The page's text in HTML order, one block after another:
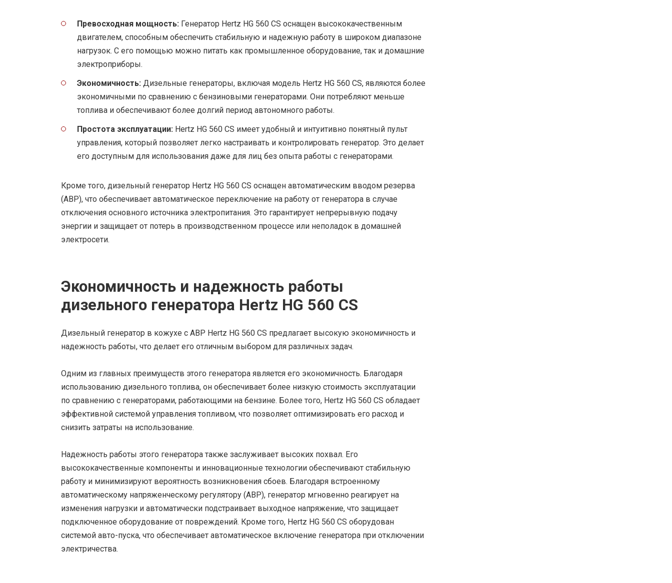
Превосходная мощность: Генератор Hertz HG 560 CS оснащен высококачественным
двигателем, способным обеспечить стабильную и надежную работу в широком диапазоне
нагрузок. С его помощью можно питать как промышленное оборудование, так и домашние
электроприборы.
Экономичность: Дизельные генераторы, включая модель Hertz HG 560 CS, являются более
экономичными по сравнению с бензиновыми генераторами. Они потребляют меньше
топлива и обеспечивают более долгий период автономного работы.
Простота эксплуатации: Hertz HG 560 CS имеет удобный и интуитивно понятный пульт
управления, который позволяет легко настраивать и контролировать генератор. Это делает
его доступным для использования даже для лиц без опыта работы с генераторами.
Кроме того, дизельный генератор Hertz HG 560 CS оснащен автоматическим вводом резерва
(АВР), что обеспечивает автоматическое переключение на работу от генератора в случае
отключения основного источника электропитания. Это гарантирует непрерывную подачу
энергии и защищает от потерь в производственном процессе или неполадок в домашней
электросети.
Экономичность и надежность работы
дизельного генератора Hertz HG 560 CS
Дизельный генератор в кожухе с АВР Hertz HG 560 CS предлагает высокую экономичность и
надежность работы, что делает его отличным выбором для различных задач.
Одним из главных преимуществ этого генератора является его экономичность. Благодаря
использованию дизельного топлива, он обеспечивает более низкую стоимость эксплуатации
по сравнению с генераторами, работающими на бензине. Более того, Hertz HG 560 CS обладает
эффективной системой управления топливом, что позволяет оптимизировать его расход и
снизить затраты на использование.
Надежность работы этого генератора также заслуживает высоких похвал. Его
высококачественные компоненты и инновационные технологии обеспечивают стабильную
работу и минимизируют вероятность возникновения сбоев. Благодаря встроенному
автоматическому напряженческому регулятору (АВР), генератор мгновенно реагирует на
изменения нагрузки и автоматически подстраивает выходное напряжение, что защищает
подключенное оборудование от повреждений. Кроме того, Hertz HG 560 CS оборудован
системой авто-пуска, что обеспечивает автоматическое включение генератора при отключении
электричества.